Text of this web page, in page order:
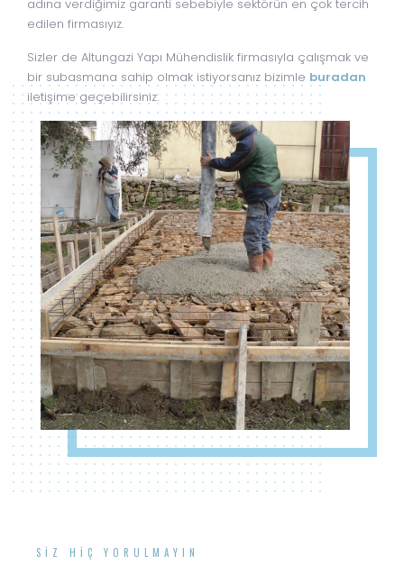
adına verdiğimiz garanti sebebiyle sektörün en çok tercih
edilen firmasıyız.
Sizler de Altungazi Yapı Mühendislik firmasıyla çalışmak ve
bir subasmana sahip olmak istiyorsanız bizimle buradan
iletişime geçebilirsiniz.
SIZ HIÇ YORULMAYIN